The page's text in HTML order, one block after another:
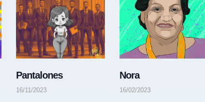
Pantalones
16/11/2023
Nora
16/02/2023